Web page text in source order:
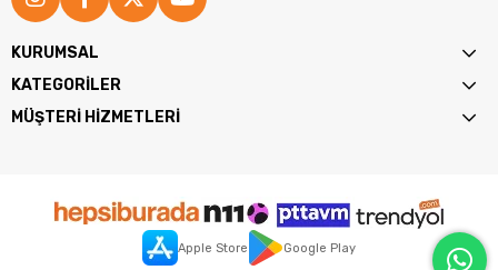
KURUMSAL
KATEGORİLER
MÜŞTERİ HİZMETLERİ
Apple Store Google Play